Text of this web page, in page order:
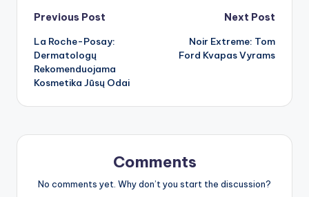
Post
navigation
Previous Post
La Roche-Posay:
Dermatologų
Rekomenduojama
Kosmetika Jūsų Odai
Next Post
Noir Extreme: Tom
Ford Kvapas Vyrams
Comments
No comments yet. Why don’t you start the discussion?